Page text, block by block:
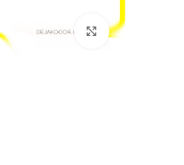
بزرگنمایی تصویر